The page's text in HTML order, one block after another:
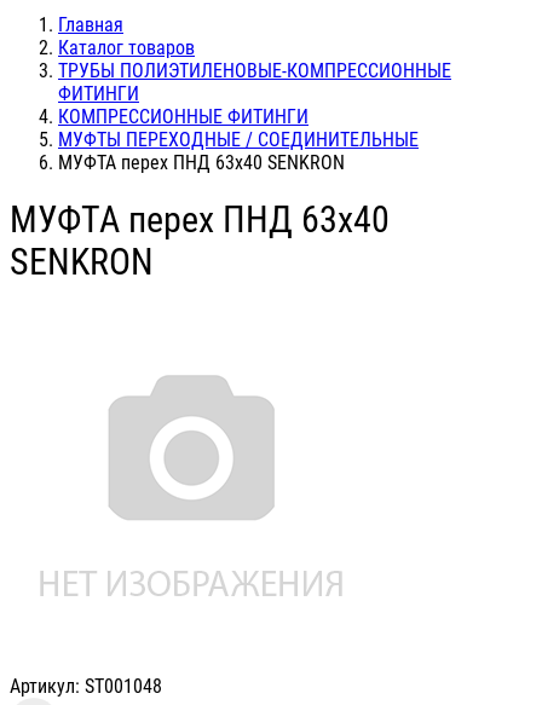
Главная
Каталог товаров
ТРУБЫ ПОЛИЭТИЛЕНОВЫЕ-КОМПРЕССИОННЫЕ
ФИТИНГИ
КОМПРЕССИОННЫЕ ФИТИНГИ
МУФТЫ ПЕРЕХОДНЫЕ / СОЕДИНИТЕЛЬНЫЕ
МУФТА перех ПНД 63х40 SENKRON
МУФТА перех ПНД 63х40
SENKRON
Артикул: ST001048